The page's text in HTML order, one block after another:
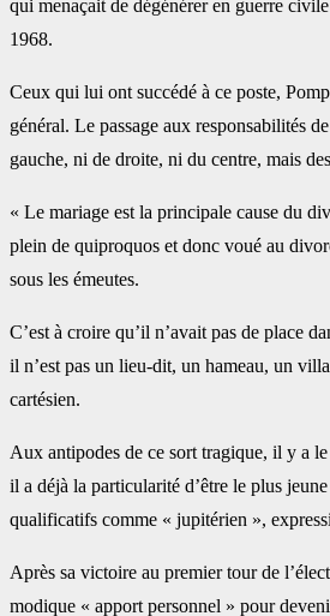
qui menaçait de dégénérer en guerre
1968.
Ceux qui lui ont succédé à ce poste,
général. Le passage aux responsabilités
gauche, ni de droite, ni du centre, mais
« Le mariage est la principale cause du
plein de quiproquos et donc voué au
sous les émeutes.
C’est à croire qu’il n’avait pas de place
il n’est pas un lieu-dit, un hameau, un
cartésien.
Aux antipodes de ce sort tragique, il y a
il a déjà la particularité d’être le plus
qualificatifs comme « jupitérien »,
Après sa victoire au premier tour de
modique « apport personnel » pour